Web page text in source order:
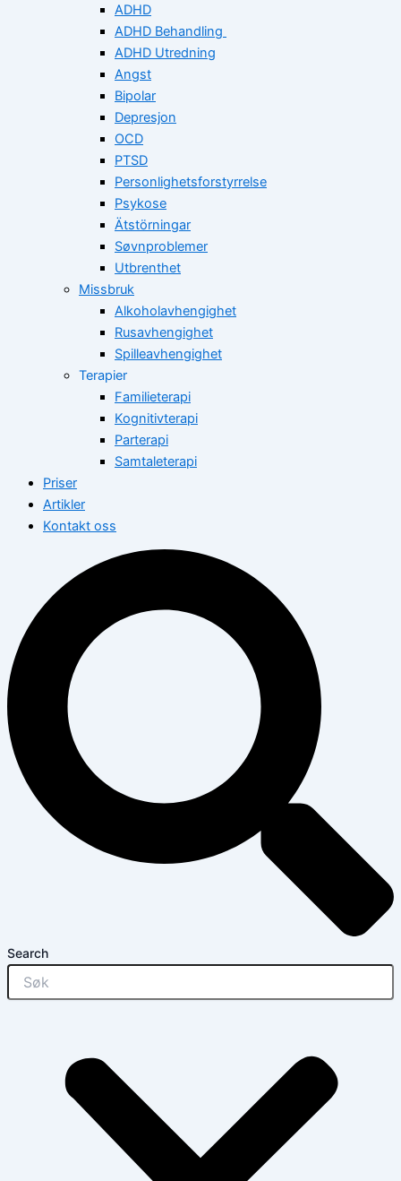
ADHD
ADHD Behandling
ADHD Utredning
Angst
Bipolar
Depresjon
OCD
PTSD
Personlighetsforstyrrelse
Psykose
Ätstörningar
Søvnproblemer
Utbrenthet
Missbruk
Alkoholavhengighet
Rusavhengighet
Spilleavhengighet
Terapier
Familieterapi
Kognitivterapi
Parterapi
Samtaleterapi
Priser
Artikler
Kontakt oss
Search